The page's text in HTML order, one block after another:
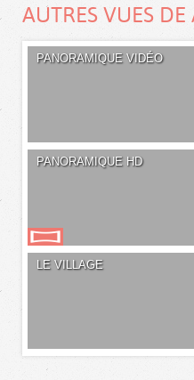
AUTRES VUES DE
PANORAMIQUE VIDÉO
PANORAMIQUE HD
LE VILLAGE